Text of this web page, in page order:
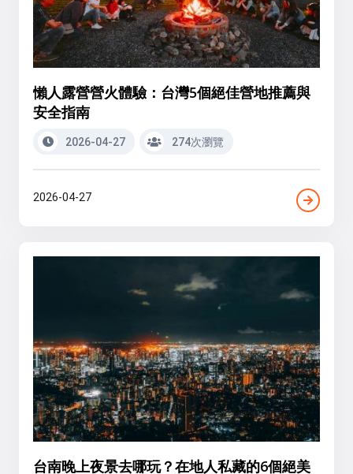
懶人露營營火體驗：台灣5個絕佳營地推薦與
安全指南
2026-04-27 274次瀏覽
2026-04-27
台南晚上夜景去哪玩？在地人私藏的6個絕美